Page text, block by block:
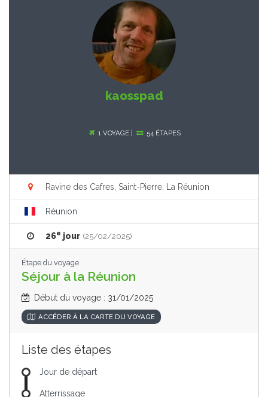
kaosspad
1 VOYAGE | 54 ÉTAPES
Ravine des Cafres, Saint-Pierre, La Réunion
Réunion
26e jour (25/02/2025)
Étape du voyage
Séjour à la Réunion
Début du voyage : 31/01/2025
ACCÉDER À LA CARTE DU VOYAGE
Liste des étapes
Jour de départ
Atterrissage